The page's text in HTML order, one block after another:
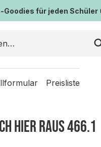
Goodies für jeden
Preisliste
HIER RAUS 466.1